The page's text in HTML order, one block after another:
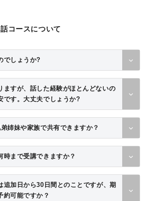
コースについて
でしょうか?
ますが、話した経験がほとんどないの
です。大丈夫でしょうか?
姉妹や家族で共有できますか？
時まで受講できますか？
追加日から30日間とのことですが、期
約可能ですか？